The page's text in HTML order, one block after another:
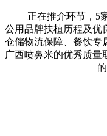
正在推介环节，5家
公用品牌扶植历程及优
仓储物流保障、餐饮专
广西喷鼻米的优秀质量